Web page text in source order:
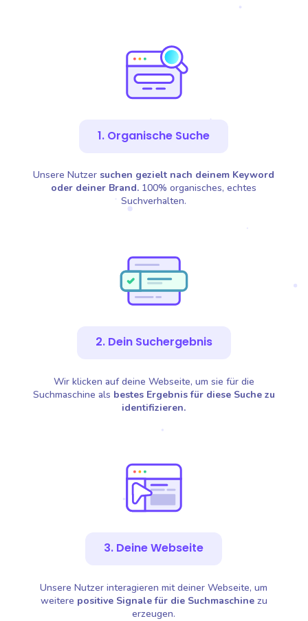
1. Organische Suche
Unsere Nutzer suchen gezielt nach deinem Keyword
oder deiner Brand. 100% organisches, echtes
Suchverhalten.
2. Dein Suchergebnis
Wir klicken auf deine Webseite, um sie für die
Suchmaschine als bestes Ergebnis für diese Suche zu
identifizieren.
3. Deine Webseite
Unsere Nutzer interagieren mit deiner Webseite, um
weitere positive Signale für die Suchmaschinezu
erzeugen.